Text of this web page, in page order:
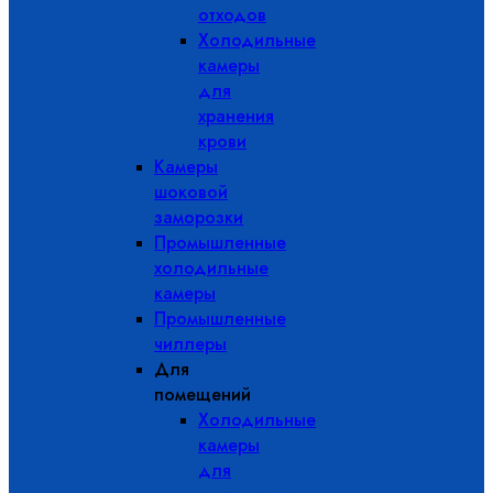
отходов
Холодильные
камеры
для
хранения
крови
Камеры
шоковой
заморозки
Промышленные
холодильные
камеры
Промышленные
чиллеры
Для
помещений
Холодильные
камеры
для